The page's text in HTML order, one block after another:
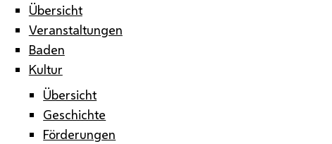
Übersicht
Veranstaltungen
Baden
Kultur
Übersicht
Geschichte
Förderungen